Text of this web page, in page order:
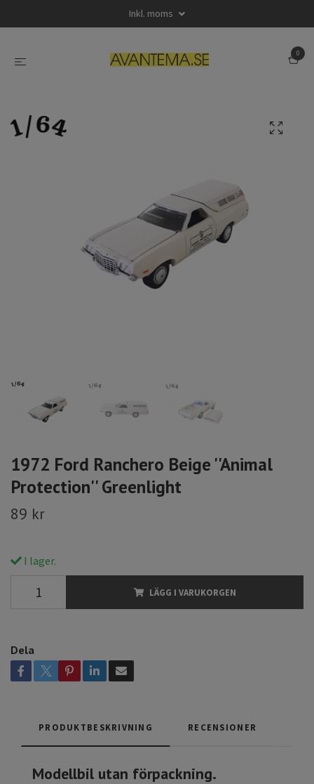
Inkl. moms
0
1972 Ford Ranchero Beige ''Animal
Protection'' Greenlight
89 kr
I lager.
LÄGG I VARUKORGEN
Dela
PRODUKTBESKRIVNING RECENSIONER
Modellbil utan förpackning.